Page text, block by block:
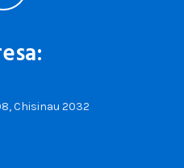
Chisinau 2032